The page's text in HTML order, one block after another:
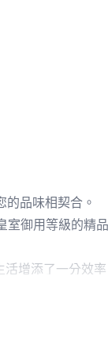
的品味相契合。
室御用等級的精
增添了一分效